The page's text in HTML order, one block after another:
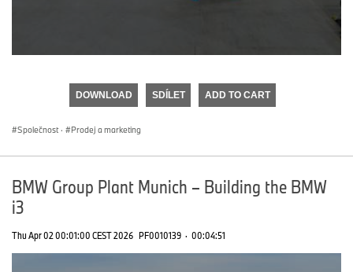
DOWNLOAD SDÍLET ADD TO CART
Společnost · Prodej a marketing
BMW Group Plant Munich – Building the BMW
i3
Thu Apr 02 00:01:00 CEST 2026 PF0010139 · 00:04:51